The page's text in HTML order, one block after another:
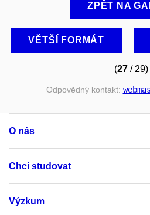
ZPĚT NA
VĚTŠÍ FORMÁT
(27 / 29)
Odpovědný kontakt:
O nás
Chci studovat
Výzkum